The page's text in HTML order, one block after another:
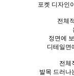
포켓 디자인
전체
정면에
디테일면
전체
발목 드러나